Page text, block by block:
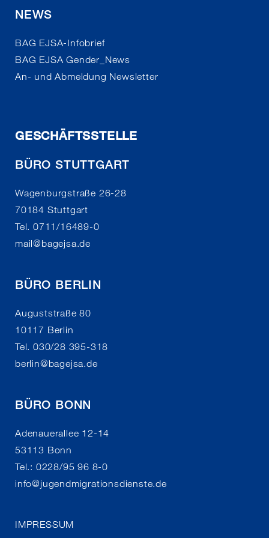
NEWS
BAG EJSA-Infobrief
BAG EJSA Gender_News
An- und Abmeldung Newsletter
GESCHÄFTSSTELLE
BÜRO STUTTGART
Wagenburgstraße 26-28
70184 Stuttgart
Tel. 0711/16489-0
mail@bagejsa.de
BÜRO BERLIN
Auguststraße 80
10117 Berlin
Tel. 030/28 395-318
berlin@bagejsa.de
BÜRO BONN
Adenauerallee 12-14
53113 Bonn
Tel.: 0228/95 96 8-0
info@jugendmigrationsdienste.de
IMPRESSUM